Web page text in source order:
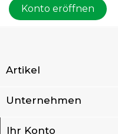
Konto eröffnen
Artikel
Unternehmen
Ihr Konto